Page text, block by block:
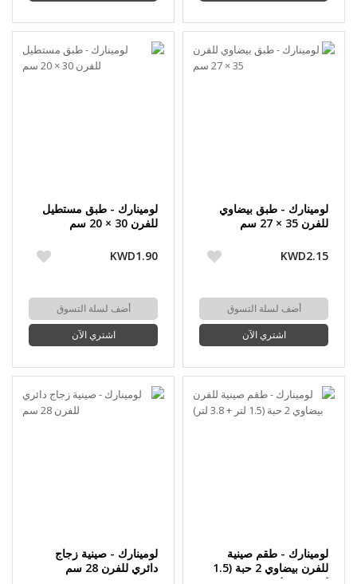
لومينارك - طبق بيضاوي
للفرن 35 × 27 سم
KWD2.15
أضف لسلة التسوق
اشتري الآن
لومينارك - طبق مستطيل
للفرن 30 × 20 سم
KWD1.90
أضف لسلة التسوق
اشتري الآن
لومينارك - طقم صينية
للفرن بيضاوي 2 حبة (1.5
لومينارك - صينية زجاج
دائري للفرن 28 سم